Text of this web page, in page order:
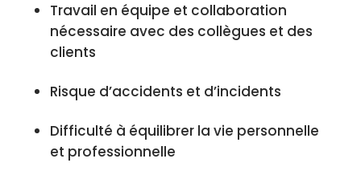
Travail en équipe et collaboration
nécessaire avec des collègues et des
clients
Risque d’accidents et d’incidents
Difficulté à équilibrer la vie personnelle
et professionnelle